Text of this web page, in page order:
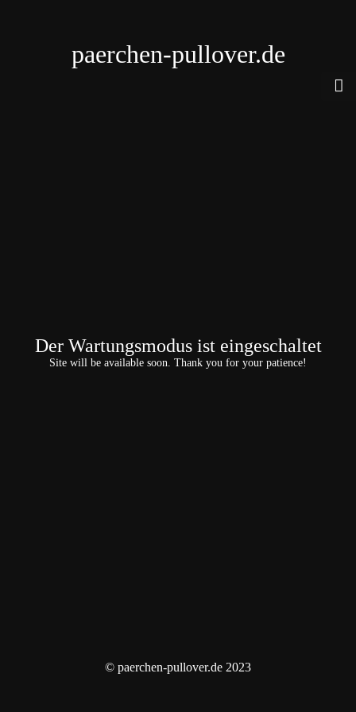
paerchen-pullover.de
Der Wartungsmodus ist eingeschaltet
Site will be available soon. Thank you for your patience!
© paerchen-pullover.de 2023